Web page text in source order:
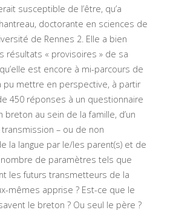
susceptible de l’être, qu’a
doctorante en sciences de
de Rennes 2. Elle a bien
résultats « provisoires » de sa
est encore à mi-parcours de
pu mettre en perspective, à partir
450 réponses à un questionnaire
breton au sein de la famille, d’un
– ou de non
la langue par le/les parent(s) et de
nombre de paramètres tels que
les futurs transmetteurs de la
mêmes apprise ? Est-ce que le
le breton ? Ou seul le père ?